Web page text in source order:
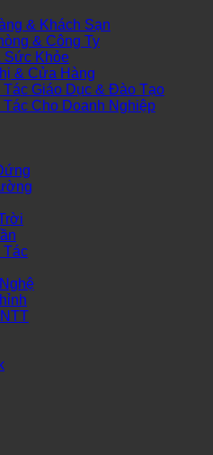
& Khách Sạn
& Công Ty
Sức Khỏe
& Cửa Hàng
Giáo Dục & Đào Tạo
Cho Doanh Nghiệp
Tác